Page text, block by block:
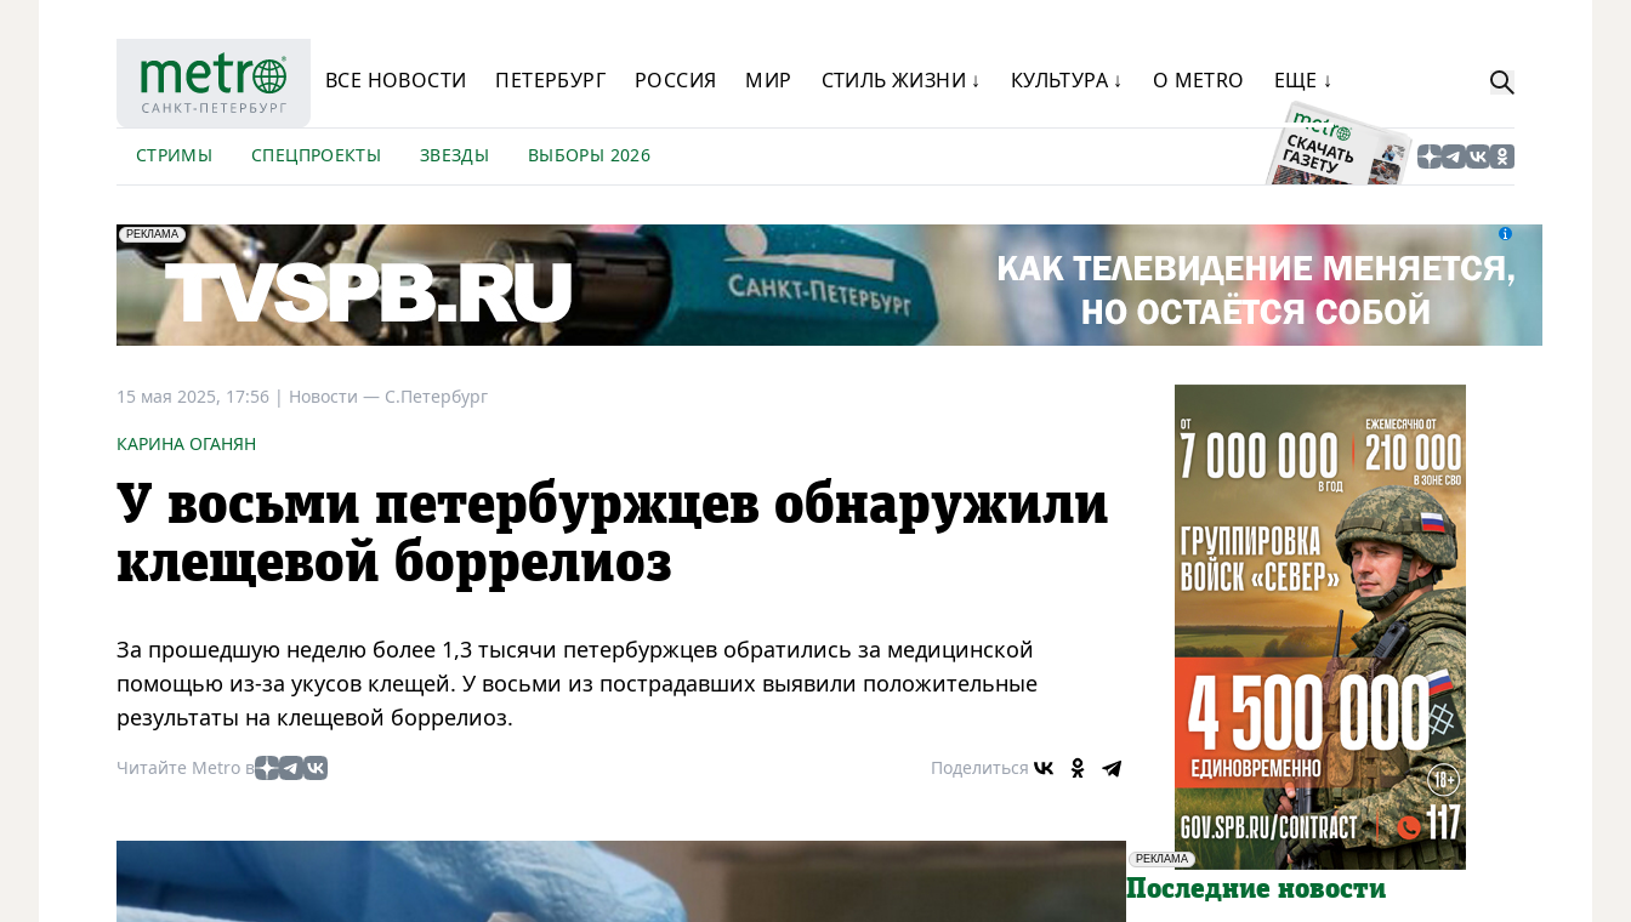
ВСЕ НОВОСТИ ПЕТЕРБУРГ РОССИЯ МИР СТИЛЬ ЖИЗНИ ↓ КУЛЬТУРА ↓ О METRO ЕЩЕ ↓
СТРИМЫ СПЕЦПРОЕКТЫ ЗВЕЗДЫ ВЫБОРЫ 2026
erid: LdtCK5Efv
РЕКЛАМА
АО "ГАТР", ИНН: 7841320717
15 мая 2025, 17:56 | Новости — С.Петербург
КАРИНА ОГАНЯН
У восьми петербуржцев обнаружили
клещевой боррелиоз
За прошедшую неделю более 1,3 тысячи петербуржцев обратились за медицинской
помощью из-за укусов клещей. У восьми из пострадавших выявили положительные
результаты на клещевой боррелиоз.
Читайте Metro в Поделиться
РЕКЛАМА
Социальная реклама
Последние новости